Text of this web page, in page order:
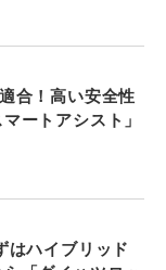
合！高い安全性
ートアシスト」
はハイブリッド